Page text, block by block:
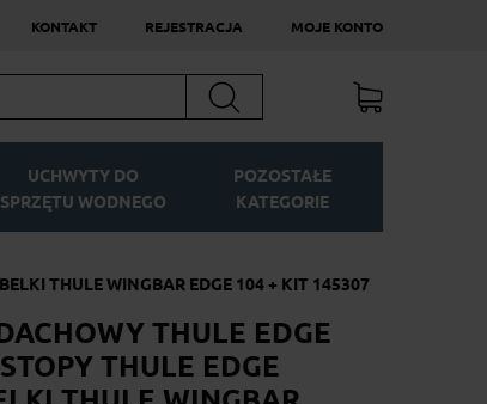
KONTAKT REJESTRACJA MOJE KONTO
Szukaj
UCHWYTY DO
SPRZĘTU WODNEGO
POZOSTAŁE
KATEGORIE
THULE WINGBAR EDGE 104 + KIT 145307
THULE EDGE
THULE EDGE